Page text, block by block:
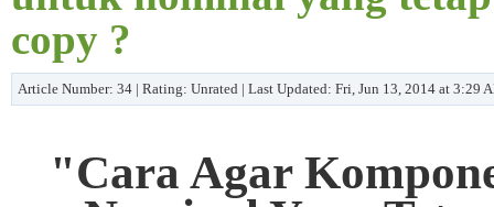
copy ?
Article Number: 34 | Rating: Unrated | Last Updated: Fri, Jun 13, 2014 at 3:29
"Cara Agar